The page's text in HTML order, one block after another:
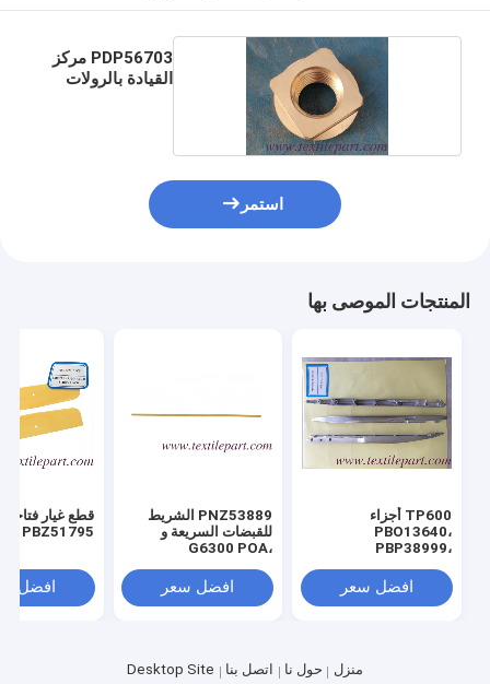
PDP56703 مركز
القيادة بالرولات
استمر
المنتجات الموصى بها
TP600 أجزاء
PBO13640،
PBP38999،
PBO13609،
PBQ33883،
افضل سعر
PNZ53889 الشريط
للقبضات السريعة و
G6300 POA،
للقبضات السريعة و
G6300
افضل سعر
قطع غيار
PBZ51795
افضل
منزل حول نا اتصل بنا
Desktop Site